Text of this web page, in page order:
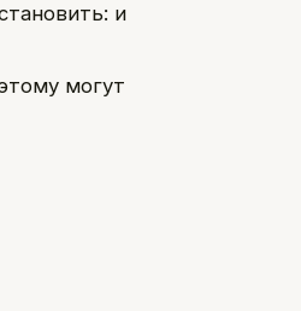
и
могут